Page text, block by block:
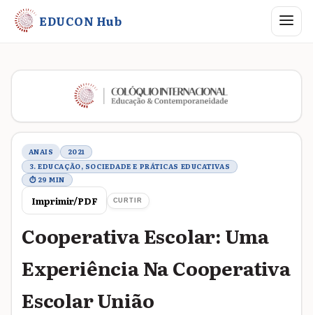
EDUCON Hub Abrir
Metadados do trabalho
ANAIS
2021
3. EDUCAÇÃO, SOCIEDADE E PRÁTICAS EDUCATIVAS
⏱ 29 MIN
Imprimir/PDF CURTIR
Cooperativa Escolar: Uma
Experiência Na Cooperativa
Escolar União